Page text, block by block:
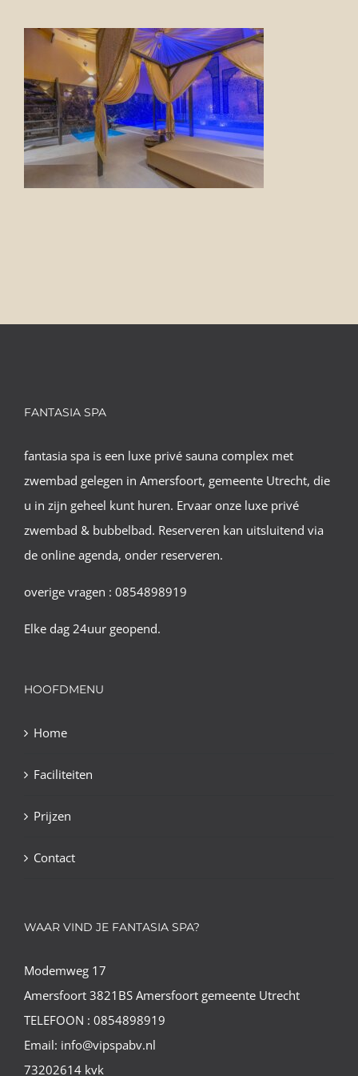
FOTO’S
INFO
OPENINGSTIJDEN
GIFTCARD
FANTASIA SPA
fantasia spa is een luxe privé sauna complex met
zwembad gelegen in Amersfoort, gemeente Utrecht, die
u in zijn geheel kunt huren. Ervaar onze luxe privé
zwembad & bubbelbad. Reserveren kan uitsluitend via
de online agenda, onder reserveren.
overige vragen : 0854898919
Elke dag 24uur geopend.
HOOFDMENU
Home
Faciliteiten
Prijzen
Contact
WAAR VIND JE FANTASIA SPA?
Modemweg 17
Amersfoort 3821BS Amersfoort gemeente Utrecht
TELEFOON : 0854898919
Email: info@vipspabv.nl
73202614 kvk